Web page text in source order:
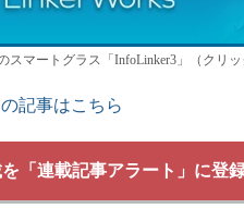
スマートグラス「InfoLinker3」（クリ
記事はこちら
「連載記事アラート」に登